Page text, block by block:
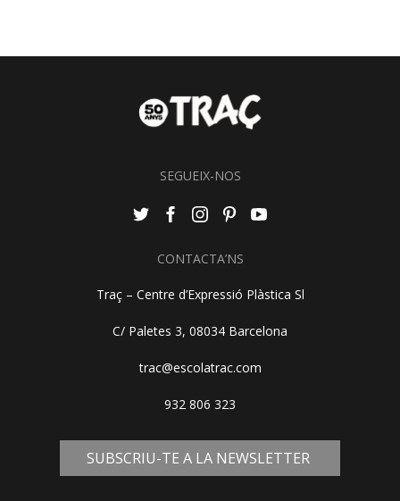
SEGUEIX-NOS
CONTACTA’NS
Traç – Centre d’Expressió Plàstica Sl
C/ Paletes 3, 08034 Barcelona
trac@escolatrac.com
932 806 323
SUBSCRIU-TE A LA NEWSLETTER